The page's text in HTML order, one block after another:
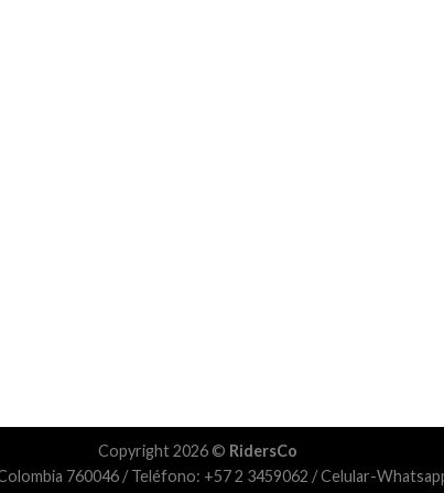
Copyright 2026 © RidersCo
760046 / Teléfono: +57 2 3459062 / Celular-